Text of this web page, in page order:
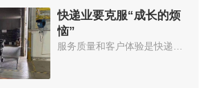
快递业要克服“成长的烦
恼”